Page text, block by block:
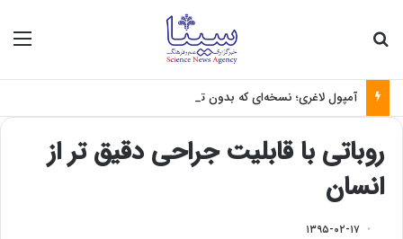
آمپول لاغری؛ نسخه‌ای که بدون تغذیه خطرناک می‌شود
روباتی با قابلیت جراحی دقیق تر از
انسان
۱۳۹۵-۰۲-۱۷